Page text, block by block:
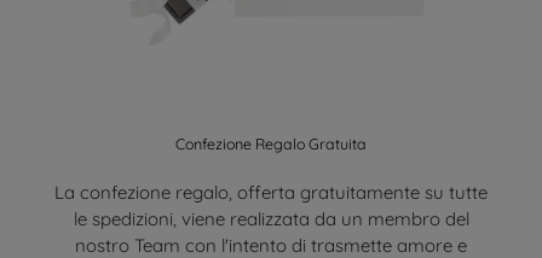
Confezione Regalo Gratuita
La confezione regalo, offerta gratuitamente su tutte
le spedizioni, viene realizzata da un membro del
nostro Team con l'intento di trasmette amore e